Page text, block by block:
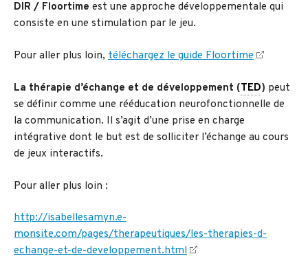
DIR / Floortime est une approche développementale qui
consiste en une stimulation par le jeu.
Pour aller plus loin, téléchargez le guide Floortime
La thérapie d’échange et de développement (TED) peut
se définir comme une rééducation neurofonctionnelle de
la communication. Il s’agit d’une prise en charge
intégrative dont le but est de solliciter l’échange au cours
de jeux interactifs.
Pour aller plus loin :
http://isabellesamyn.e-
monsite.com/pages/therapeutiques/les-therapies-d-
echange-et-de-developpement.html